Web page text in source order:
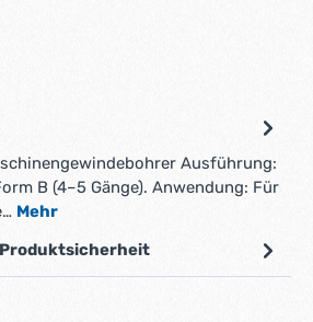
Ausführung:
B (4–5 Gänge). Anwendung: Für
Mehr